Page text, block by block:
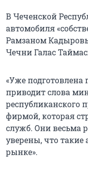
В Чеченской
автомобиля
Рамзаном
Чечни Галас
«Уже подготовлена
приводит слова
республиканского
фирмой, которая
служб. Они весьма
уверены, что
рынке».